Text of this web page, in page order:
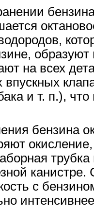
образуют
на всех
и т. п.),
бензина
с